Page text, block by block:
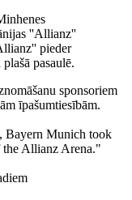
''Allianz''
pieder
pasaulē.
sponsoriem
īpašumtiesībām.
Bayern Munich took
the Allianz Arena."